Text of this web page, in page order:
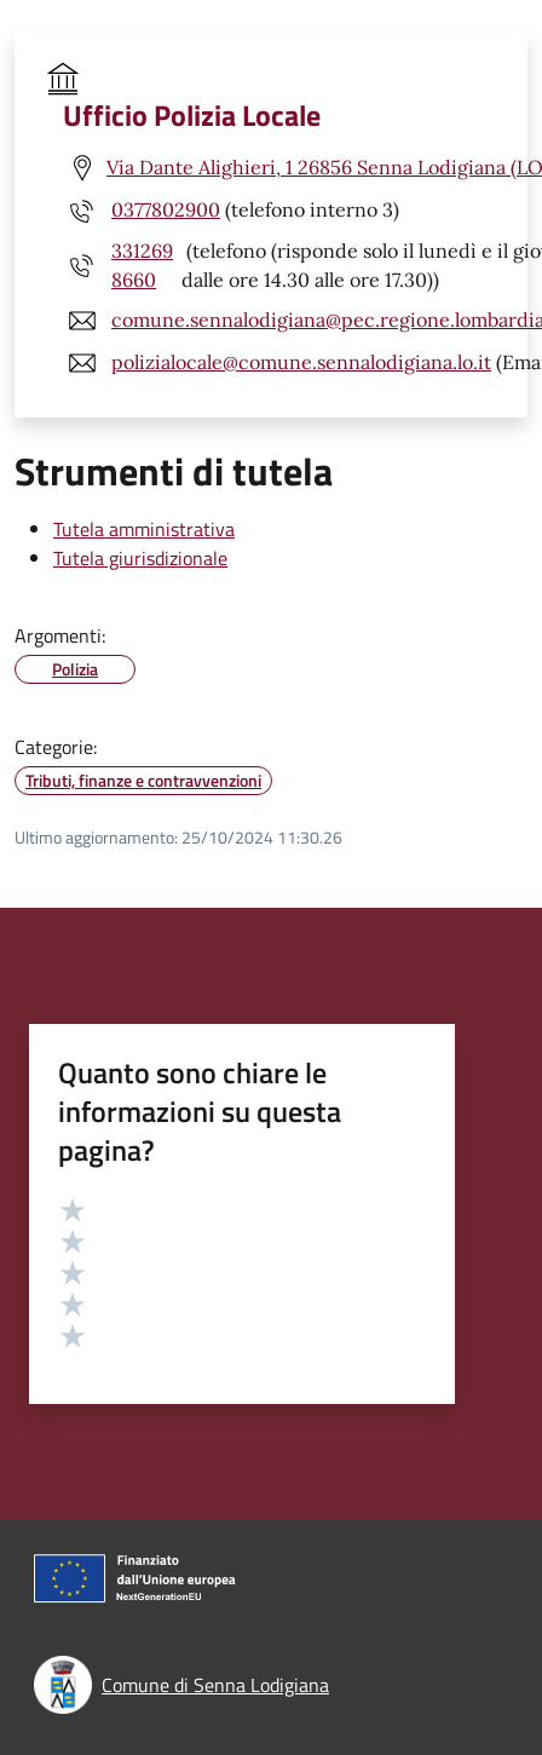
Ufficio Polizia Locale
Via Dante Alighieri, 1 26856 Senna Lodigiana
0377802900 (telefono interno 3)
331269
8660
(telefono (risponde solo il lunedì e il
dalle ore 14.30 alle ore 17.30))
polizialocale@comune.sennalodigiana.lo.it
Strumenti di tutela
Tutela amministrativa
Tutela giurisdizionale
Argomenti:
Polizia
Categorie:
Tributi, finanze e contravvenzioni
Ultimo aggiornamento: 25/10/2024 11:30.26
Quanto sono chiare le
informazioni su questa
pagina?
Valutazione
Comune di Senna Lodigiana